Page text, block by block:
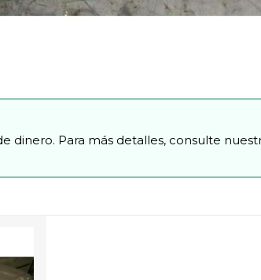
dinero. Para más detalles, consulte